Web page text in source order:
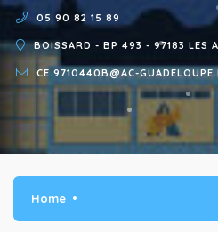
05 90 82 15 89
BOISSARD - BP 493 - 97183 LES
CE.9710440B@AC-
Home